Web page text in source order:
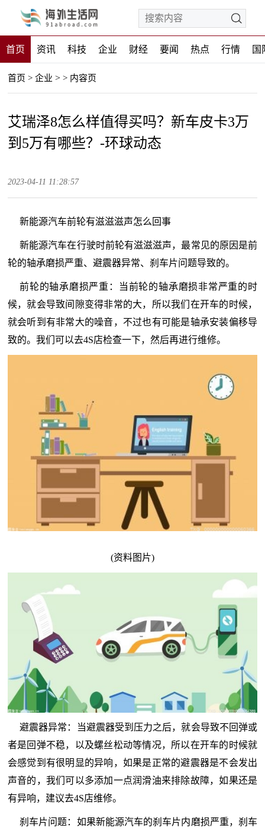
首页 资讯 科技 企业 财经 要闻 热点 行情 国
首页 > 企业 > > 内容页
艾瑞泽8怎么样值得买吗？新车皮卡3万
到5万有哪些？-环球动态
2023-04-11 11:28:57
新能源汽车前轮有滋滋滋声怎么回事
新能源汽车在行驶时前轮有滋滋滋声，最常见的原因是前
轮的轴承磨损严重、避震器异常、刹车片问题导致的。
前轮的轴承磨损严重：当前轮的轴承磨损非常严重的时
候，就会导致间隙变得非常的大，所以我们在开车的时候，
就会听到有非常大的噪音，不过也有可能是轴承安装偏移导
致的。我们可以去4S店检查一下，然后再进行维修。
(资料图片)
避震器异常：当避震器受到压力之后，就会导致不回弹或
者是回弹不稳，以及螺丝松动等情况，所以在开车的时候就
会感觉到有很明显的异响，如果是正常的避震器是不会发出
声音的，我们可以多添加一点润滑油来排除故障，如果还是
有异响，建议去4S店维修。
刹车片问题：如果新能源汽车的刹车片内磨损严重，刹车